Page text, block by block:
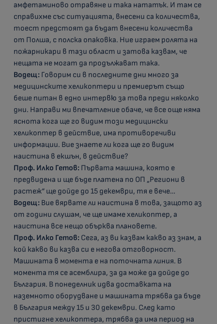
амфетаминово отравяне и така нататък. И там се
справихме със ситуацията, внесени са количества,
тоест предстоят да бъдат внесени количества
от Полша, с полска опаковка. Ние играем ролята на
пожарникари в тази област и затова казвам, че
нещата не могат да продължават така.
Водещ: Говорим си в последните дни много за
медицинските хеликоптери и премиерът също
беше питан в едно интервю за това преди няколко
дни. Направи ми впечатление обаче, че все още няма
яснота кога ще го видим този медицински
хеликоптер в действие, има противоречиви
информации. Вие знаете ли кога ще го видим
наистина в екшън, в действие?
Проф. Илко Гетов: Първата машина, която е
предвидена и ще бъде платена по ОП „Региони в
растеж“ ще дойде до 15 декември, тя е вече…
Водещ: Вие вярвате ли наистина в това, защото аз
от години слушам, че ще имаме хеликоптер, а
наистина все нещо обърква плановете.
Проф. Илко Гетов: Сега, аз ви казвам какво аз знам, а
кой какво ви казва си е негова отговорност.
Машината в момента е на поточната линия. В
момента тя се асемблира, за да може да дойде до
България. В понеделник идва доставката на
наземното оборудване и машината трябва да бъде
в България между 15 и 30 декември. След като
пристигне хеликоптера, трябва да има период на